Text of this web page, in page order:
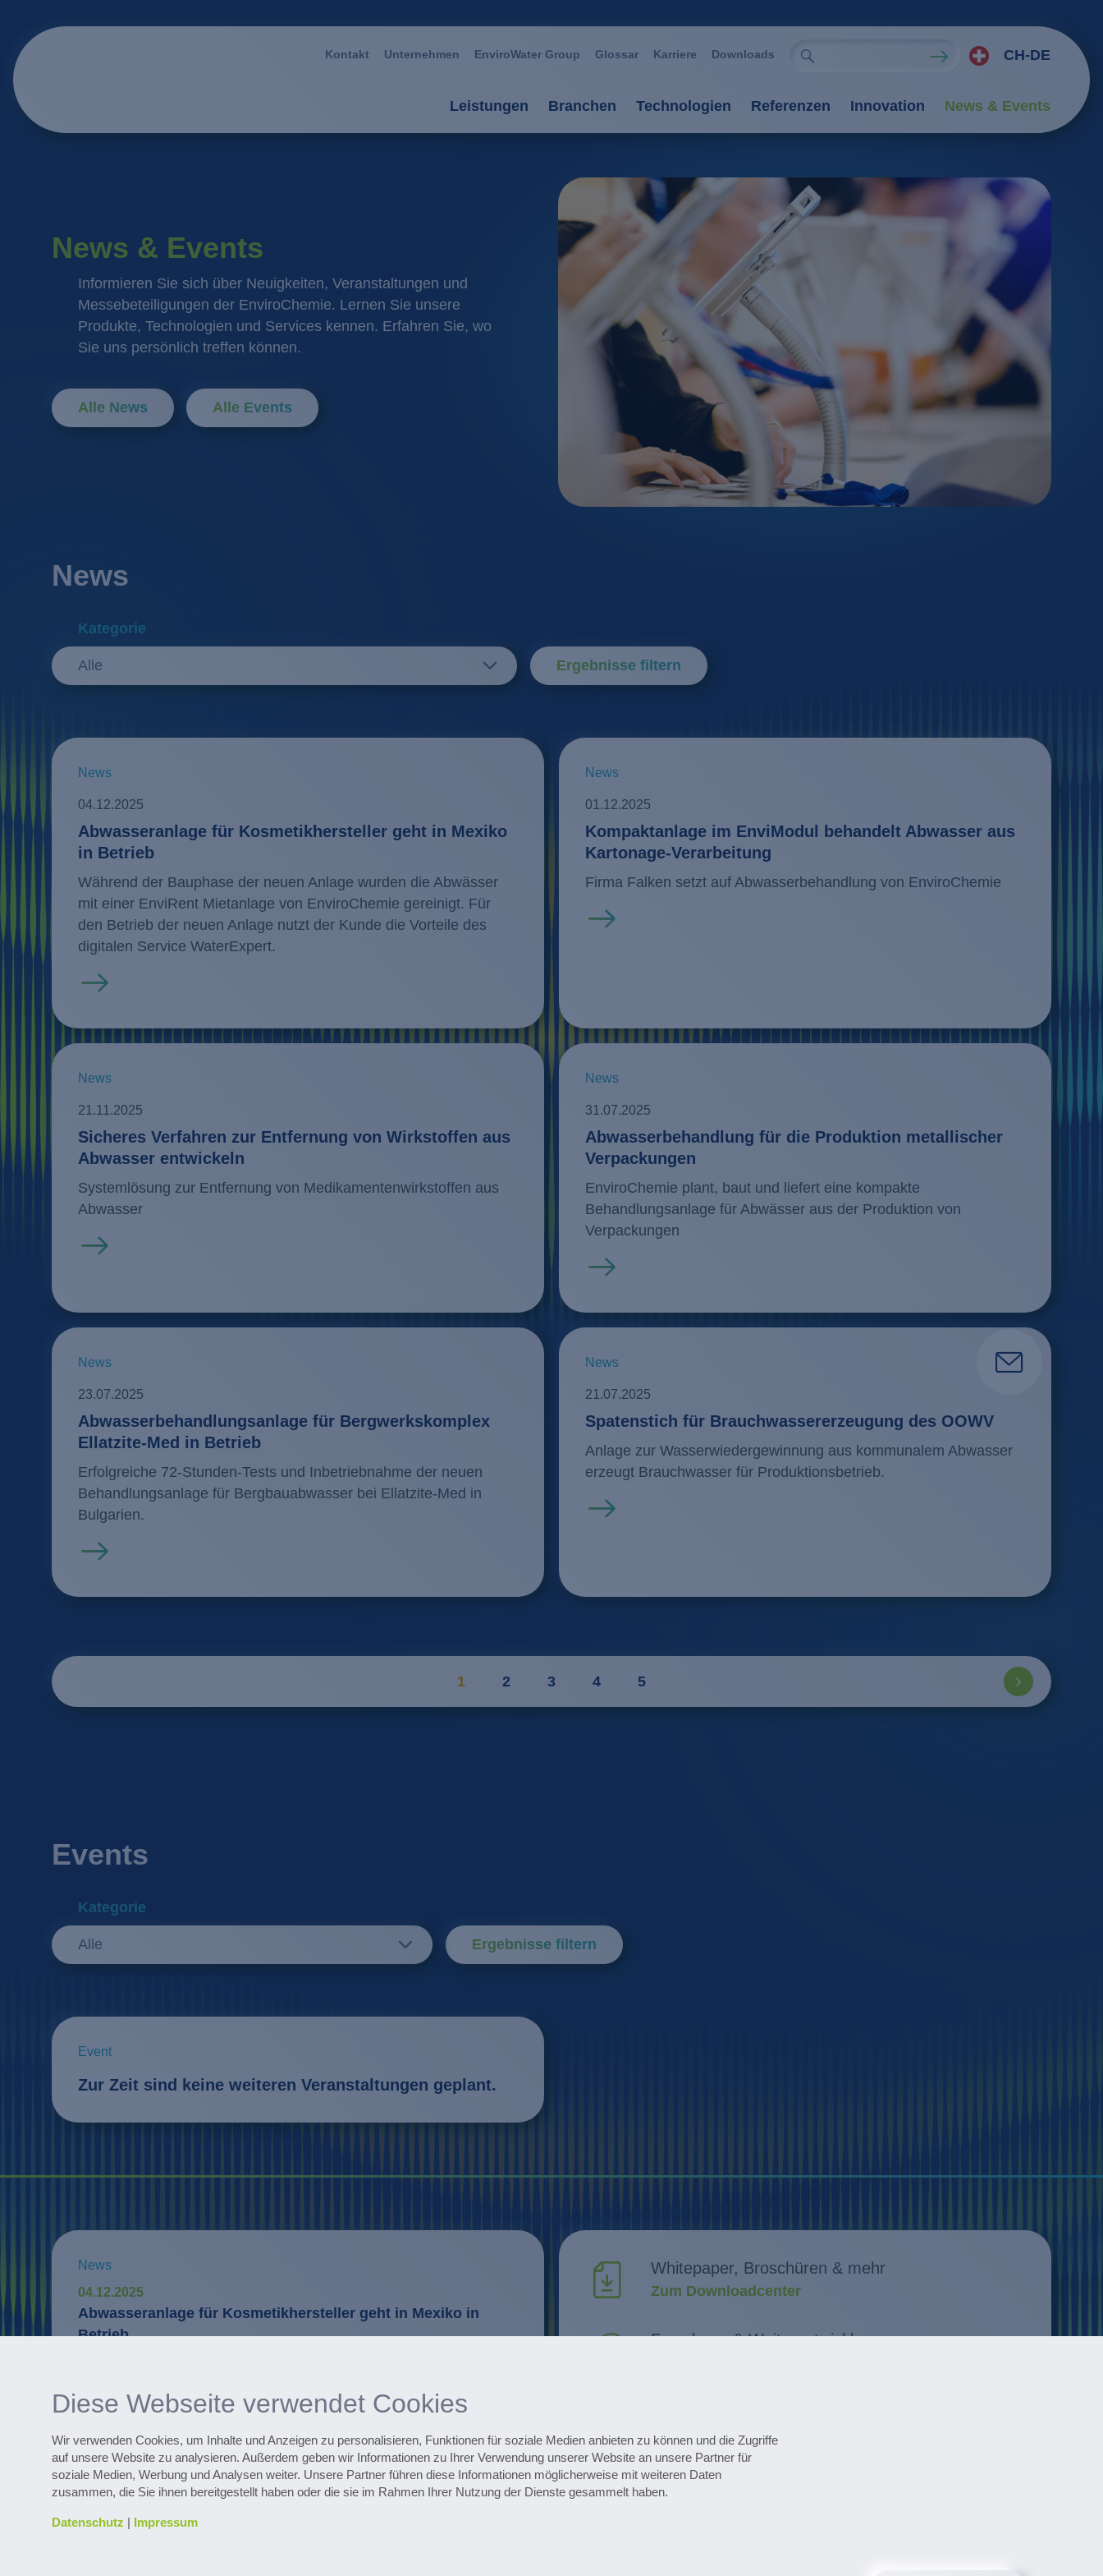
Diese Webseite verwendet Cookies
Wir verwenden Cookies, um Inhalte und Anzeigen zu personalisieren, Funktionen für soziale Medien anbieten zu können und die Zugriffe
auf unsere Website zu analysieren. Außerdem geben wir Informationen zu Ihrer Verwendung unserer Website an unsere Partner für
soziale Medien, Werbung und Analysen weiter. Unsere Partner führen diese Informationen möglicherweise mit weiteren Daten
zusammen, die Sie ihnen bereitgestellt haben oder die sie im Rahmen Ihrer Nutzung der Dienste gesammelt haben.
Datenschutz | Impressum
News & Events
Informieren Sie sich über Neuigkeiten, Veranstaltungen und
Messebeteiligungen der EnviroChemie. Lernen Sie unsere
Produkte, Technologien und Services kennen. Erfahren Sie, wo
Sie uns persönlich treffen können.
Alle News Alle Events
Kontakt Unternehmen EnviroWater Group Glossar Karriere Downloads CH-DE
Leistungen
Beratung & Planung
Anlagenmanagement
Branchen
Automotive
Bergbau / Erzverarbeitung
Chemie / Petrochemie
Glas / Keramik
Großwäschereien / Textil
Kosmetik / Reinigungsmittel
Lebensmittel / Getränke
Metall- / Oberflächentechnologie
Pharma / Biotechnologie
Technologien
Aerobe Verfahren
Anaerobe Verfahren
AOP Oxidationsverfahren
Biomembran-Verfahren
Fällung / Flockung / Sedimentation
Filtration / Adsorption
Flotation
Ionenaustausch
Membranverfahren
Referenzen Innovation News & Events
News
Kategorie
Alle Ergebnisse filtern
News
04.12.2025
Abwasseranlage für Kosmetikhersteller geht in Mexiko
in Betrieb
Während der Bauphase der neuen Anlage wurden die Abwässer
mit einer EnviRent Mietanlage von EnviroChemie gereinigt. Für
den Betrieb der neuen Anlage nutzt der Kunde die Vorteile des
digitalen Service WaterExpert.
Mehr erfahren
News
01.12.2025
Kompaktanlage im EnviModul behandelt Abwasser aus
Kartonage-Verarbeitung
Firma Falken setzt auf Abwasserbehandlung von EnviroChemie
Mehr erfahren
News
21.11.2025
Sicheres Verfahren zur Entfernung von Wirkstoffen aus
Abwasser entwickeln
Systemlösung zur Entfernung von Medikamentenwirkstoffen aus
Abwasser
Mehr erfahren
News
31.07.2025
Abwasserbehandlung für die Produktion metallischer
Verpackungen
EnviroChemie plant, baut und liefert eine kompakte
Behandlungsanlage für Abwässer aus der Produktion von
Verpackungen
Mehr erfahren
News
23.07.2025
Abwasserbehandlungsanlage für Bergwerkskomplex
Ellatzite-Med in Betrieb
Erfolgreiche 72-Stunden-Tests und Inbetriebnahme der neuen
Behandlungsanlage für Bergbauabwasser bei Ellatzite-Med in
Bulgarien.
Mehr erfahren
News
21.07.2025
Spatenstich für Brauchwassererzeugung des OOWV
Anlage zur Wasserwiedergewinnung aus kommunalem Abwasser
erzeugt Brauchwasser für Produktionsbetrieb.
Mehr erfahren
1 2 3 4 5
Events
Kategorie
Alle Ergebnisse filtern
Event
Zur Zeit sind keine weiteren Veranstaltungen geplant.
News
04.12.2025
Abwasseranlage für Kosmetikhersteller geht in Mexiko in
Betrieb
Anlagenbetrieb und liefert Hinweise zur Optimierung
Entdecken Sie zahlreiche Referenzprojekte
Whitepaper, Broschüren & mehr
Zum Downloadcenter
Forschung & Weiterentwicklung
Zu den Terminen
Zum Pharmaceutical Newsletter anmelden